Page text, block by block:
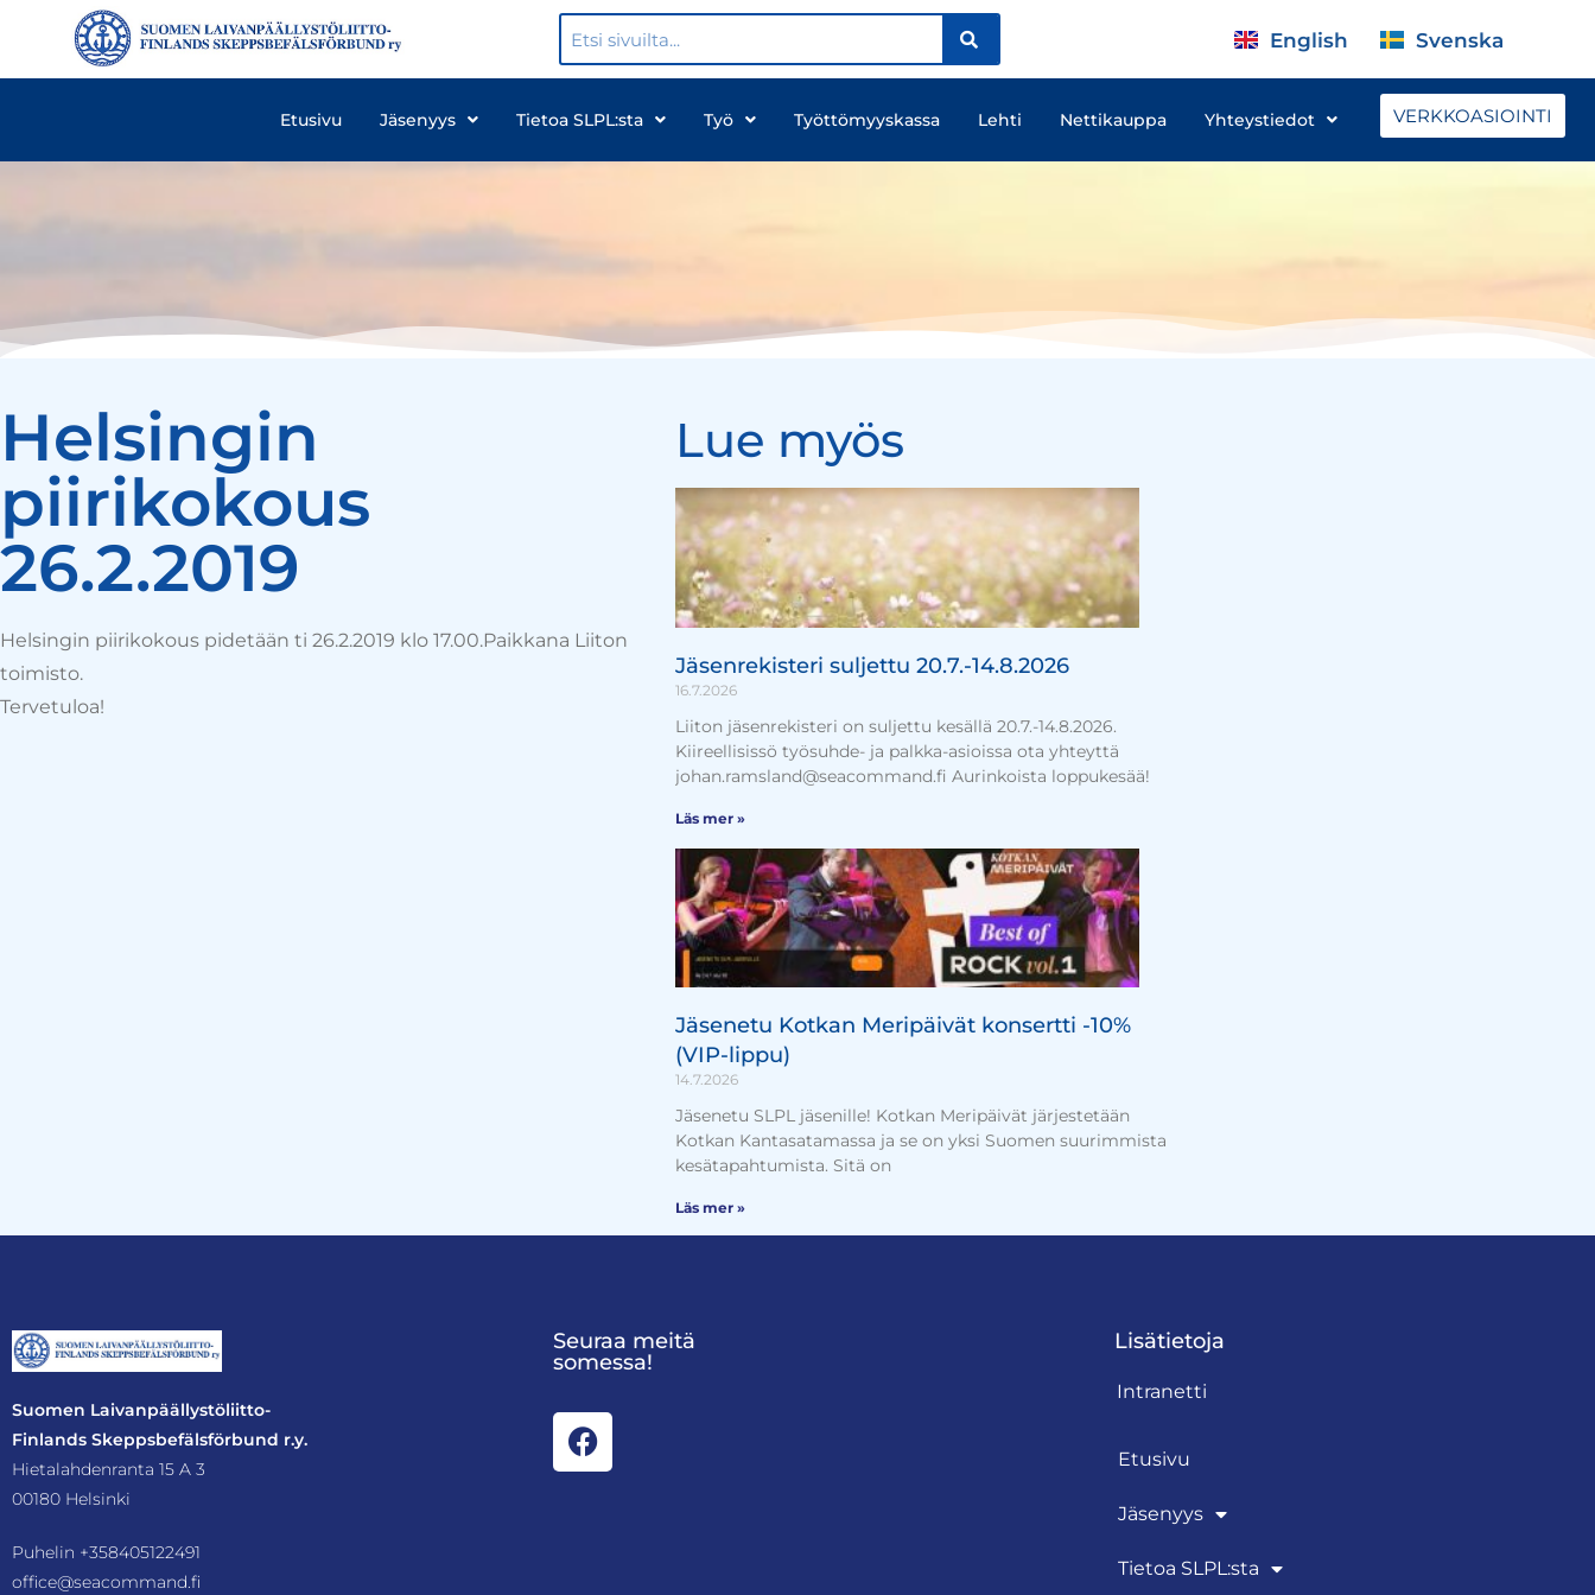
English Svenska
Etusivu Jäsenyys Tietoa SLPL:sta Työ Työttömyyskassa Lehti Nettikauppa Yhteystiedot VERKKOASIOINTI
Helsingin
piirikokous
26.2.2019
Helsingin piirikokous pidetään ti 26.2.2019 klo 17.00.Paikkana Liiton
toimisto.
Tervetuloa!
Lue myös
Jäsenrekisteri suljettu 20.7.-14.8.2026
16.7.2026
Liiton jäsenrekisteri on suljettu kesällä 20.7.-14.8.2026.
Kiireellisissö työsuhde- ja palkka-asioissa ota yhteyttä
johan.ramsland@seacommand.fi Aurinkoista loppukesää!
Läs mer »
Jäsenetu Kotkan Meripäivät konsertti -10%
(VIP-lippu)
14.7.2026
Jäsenetu SLPL jäsenille! Kotkan Meripäivät järjestetään
Kotkan Kantasatamassa ja se on yksi Suomen suurimmista
kesätapahtumista. Sitä on
Läs mer »
Suomen Laivanpäällystöliitto-
Finlands Skeppsbefälsförbund r.y.
Hietalahdenranta 15 A 3
00180 Helsinki
Puhelin +358405122491
office@seacommand.fi
Seuraa meitä
somessa!
Lisätietoja
Intranetti
Etusivu
Jäsenyys
Tietoa SLPL:sta